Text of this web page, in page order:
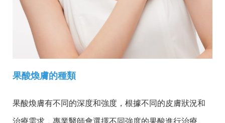
果酸煥膚的種類
果酸煥膚有不同的深度和強度，根據不同的皮膚狀況和
治療需求，專業醫師會選擇不同強度的果酸進行治療。